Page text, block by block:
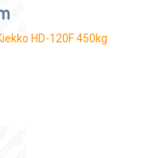
HD-120F 450kg